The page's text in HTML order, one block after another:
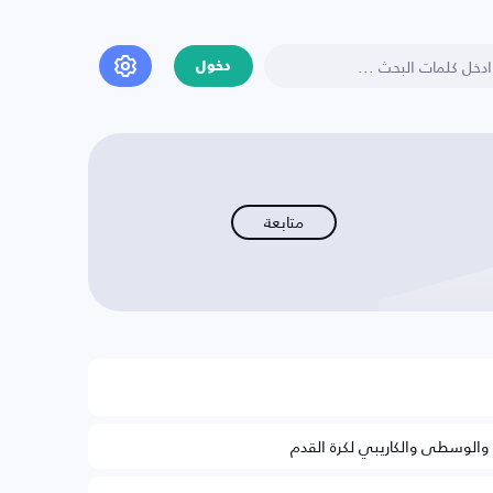
دخول
متابعة
والوسطى والكاريبي لكرة القدم